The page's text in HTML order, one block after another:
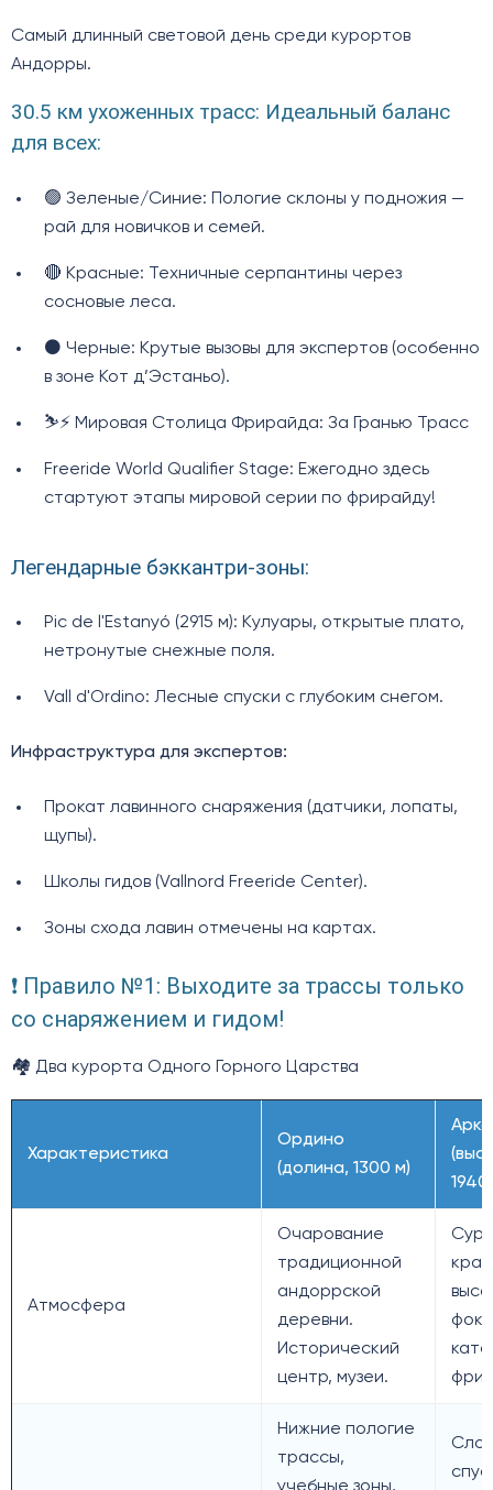
Самый длинный световой день среди курортов
Андорры.
30.5 км ухоженных трасс: Идеальный баланс
для всех:
🟢 Зеленые/Синие: Пологие склоны у подножия —
рай для новичков и семей.
🔴 Красные: Техничные серпантины через
сосновые леса.
⚫️ Черные: Крутые вызовы для экспертов (особенно
в зоне Кот д’Эстаньо).
⛷️⚡ Мировая Столица Фрирайда: За Гранью Трасс
Freeride World Qualifier Stage: Ежегодно здесь
стартуют этапы мировой серии по фрирайду!
Легендарные бэккантри-зоны:
Pic de l'Estanyó (2915 м): Кулуары, открытые плато,
нетронутые снежные поля.
Vall d'Ordino: Лесные спуски с глубоким снегом.
Инфраструктура для экспертов:
Прокат лавинного снаряжения (датчики, лопаты,
щупы).
Школы гидов (Vallnord Freeride Center).
Зоны схода лавин отмечены на картах.
❗ Правило №1: Выходите за трассы только
со снаряжением и гидом!
🏘️ Два курорта Одного Горного Царства
Характеристика
Ордино
(долина, 1300 м)
Атмосфера
Очарование
традиционной
андоррской
деревни.
Исторический
центр, музеи.
Нижние пологие
трассы,